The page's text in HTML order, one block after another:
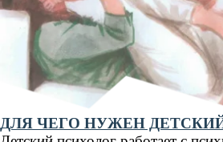
ДЛЯ ЧЕГО НУЖЕН